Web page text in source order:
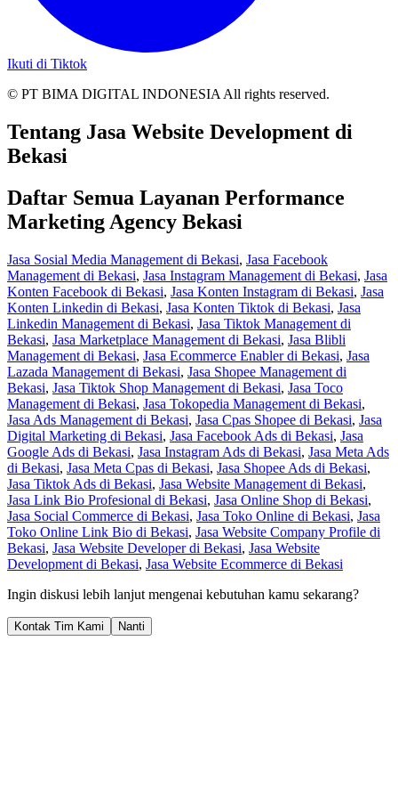
Ikuti di Tiktok
© PT BIMA DIGITAL INDONESIA All rights reserved.
Tentang Jasa Website Development di
Bekasi
Daftar Semua Layanan Performance
Marketing Agency Bekasi
Jasa Sosial Media Management di Bekasi, Jasa Facebook
Management di Bekasi, Jasa Instagram Management di Bekasi, Jasa
Konten Facebook di Bekasi, Jasa Konten Instagram di Bekasi, Jasa
Konten Linkedin di Bekasi, Jasa Konten Tiktok di Bekasi, Jasa
Linkedin Management di Bekasi, Jasa Tiktok Management di
Bekasi, Jasa Marketplace Management di Bekasi, Jasa Blibli
Management di Bekasi, Jasa Ecommerce Enabler di Bekasi, Jasa
Lazada Management di Bekasi, Jasa Shopee Management di
Bekasi, Jasa Tiktok Shop Management di Bekasi, Jasa Toco
Management di Bekasi, Jasa Tokopedia Management di Bekasi,
Jasa Ads Management di Bekasi, Jasa Cpas Shopee di Bekasi, Jasa
Digital Marketing di Bekasi, Jasa Facebook Ads di Bekasi, Jasa
Google Ads di Bekasi, Jasa Instagram Ads di Bekasi, Jasa Meta Ads
di Bekasi, Jasa Meta Cpas di Bekasi, Jasa Shopee Ads di Bekasi,
Jasa Tiktok Ads di Bekasi, Jasa Website Management di Bekasi,
Jasa Link Bio Profesional di Bekasi, Jasa Online Shop di Bekasi,
Jasa Social Commerce di Bekasi, Jasa Toko Online di Bekasi, Jasa
Toko Online Link Bio di Bekasi, Jasa Website Company Profile di
Bekasi, Jasa Website Developer di Bekasi, Jasa Website
Development di Bekasi, Jasa Website Ecommerce di Bekasi
Ingin diskusi lebih lanjut mengenai kebutuhan kamu sekarang?
Kontak Tim Kami Nanti